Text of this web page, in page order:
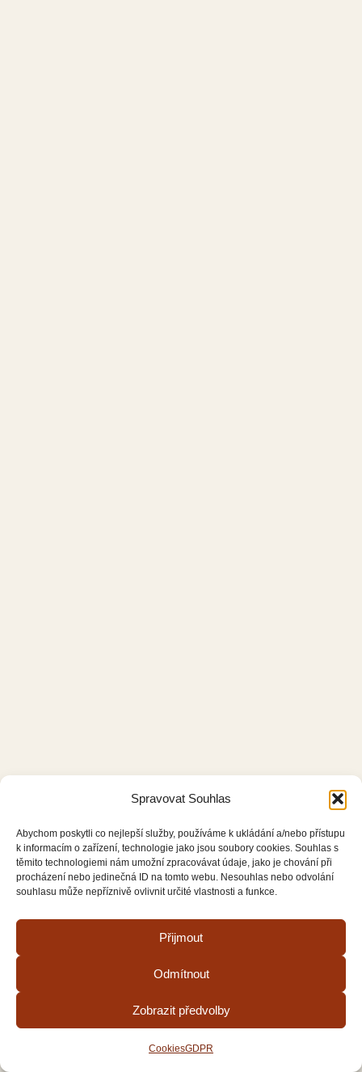
Spravovat Souhlas
Abychom poskytli co nejlepší služby, používáme k ukládání a/nebo přístupu
k informacím o zařízení, technologie jako jsou soubory cookies. Souhlas s
těmito technologiemi nám umožní zpracovávat údaje, jako je chování při
procházení nebo jedinečná ID na tomto webu. Nesouhlas nebo odvolání
souhlasu může nepříznivě ovlivnit určité vlastnosti a funkce.
Přijmout
Odmítnout
Zobrazit předvolby
CookiesGDPR